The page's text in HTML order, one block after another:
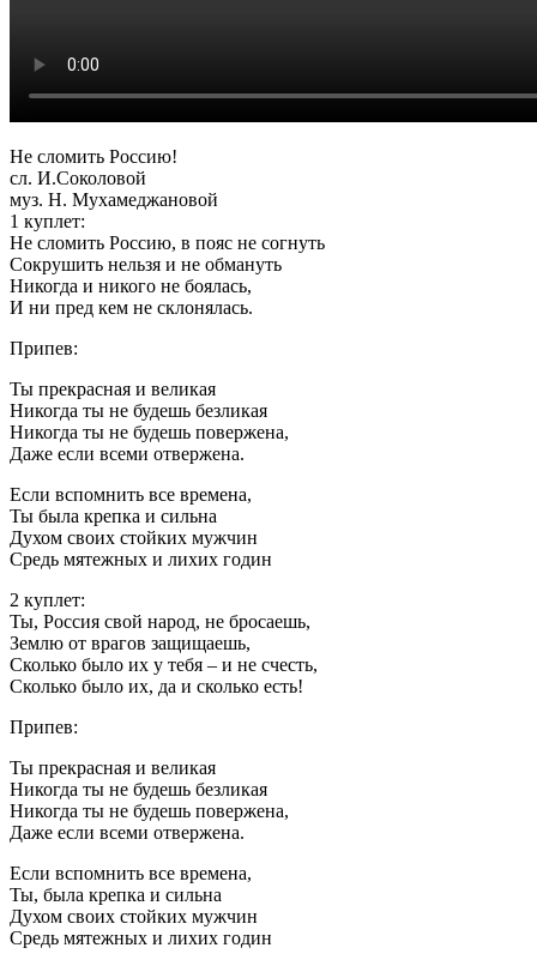
Не сломить Россию!
сл. И.Соколовой
муз. Н. Мухамеджановой
1 куплет:
Не сломить Россию, в пояс не согнуть
Сокрушить нельзя и не обмануть
Никогда и никого не боялась,
И ни пред кем не склонялась.
Припев:
Ты прекрасная и великая
Никогда ты не будешь безликая
Никогда ты не будешь повержена,
Даже если всеми отвержена.
Если вспомнить все времена,
Ты была крепка и сильна
Духом своих стойких мужчин
Средь мятежных и лихих годин
2 куплет:
Ты, Россия свой народ, не бросаешь,
Землю от врагов защищаешь,
Сколько было их у тебя – и не счесть,
Сколько было их, да и сколько есть!
Припев:
Ты прекрасная и великая
Никогда ты не будешь безликая
Никогда ты не будешь повержена,
Даже если всеми отвержена.
Если вспомнить все времена,
Ты, была крепка и сильна
Духом своих стойких мужчин
Средь мятежных и лихих годин